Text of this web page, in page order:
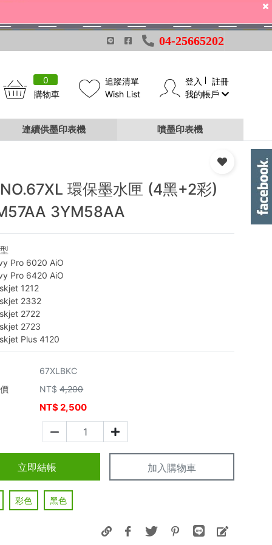
04-25665202
0
購物車
追蹤清單
Wish List
登入
註冊
我的帳戶
連續供墨印表機 噴墨印表機
環保墨水匣 (4黑+2彩)
3YM58AA
Pro 6020 AiO
Pro 6420 AiO
1212
2332
2722
2723
Plus 4120
67XLBKC
NT$ 4,200
NT$2,500
立即結帳 加入購物車
彩色 黑色